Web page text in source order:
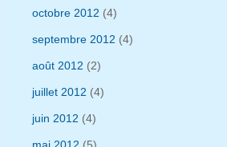
octobre 2012 (4)
septembre 2012 (4)
août 2012 (2)
juillet 2012 (4)
juin 2012 (4)
mai 2012 (5)